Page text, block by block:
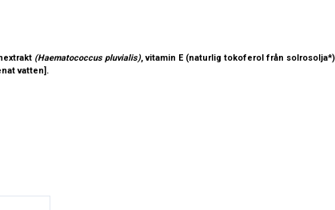
(Haematococcus pluvialis), vitamin E (naturlig tokoferol från
vatten].